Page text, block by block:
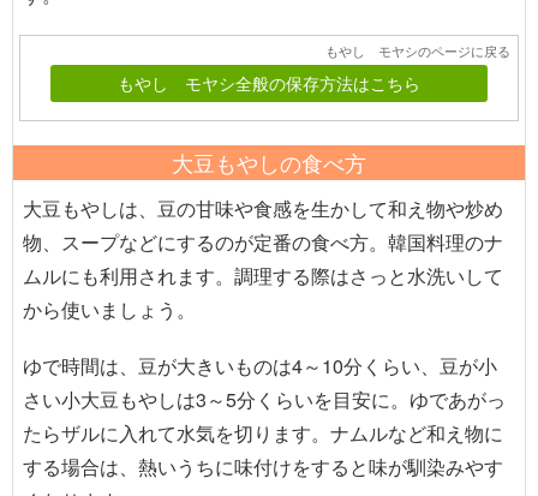
もやし モヤシのページに戻る
もやし モヤシ全般の保存方法はこちら
大豆もやしの食べ方
大豆もやしは、豆の甘味や食感を生かして和え物や炒め
物、スープなどにするのが定番の食べ方。韓国料理のナ
ムルにも利用されます。調理する際はさっと水洗いして
から使いましょう。
ゆで時間は、豆が大きいものは4～10分くらい、豆が小
さい小大豆もやしは3～5分くらいを目安に。ゆであがっ
たらザルに入れて水気を切ります。ナムルなど和え物に
する場合は、熱いうちに味付けをすると味が馴染みやす